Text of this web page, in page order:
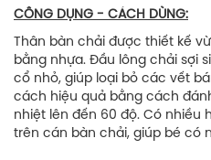
CÔNG DỤNG - CÁCH DÙNG:
Thân bàn chải được thiết kế
bằng nhựa. Đầu lông chải sợi
cổ nhỏ, giúp loại bỏ các vết
cách hiệu quả bằng cách
nhiệt lên đến 60 độ. Có nhiều
trên cán bàn chải, giúp bé có